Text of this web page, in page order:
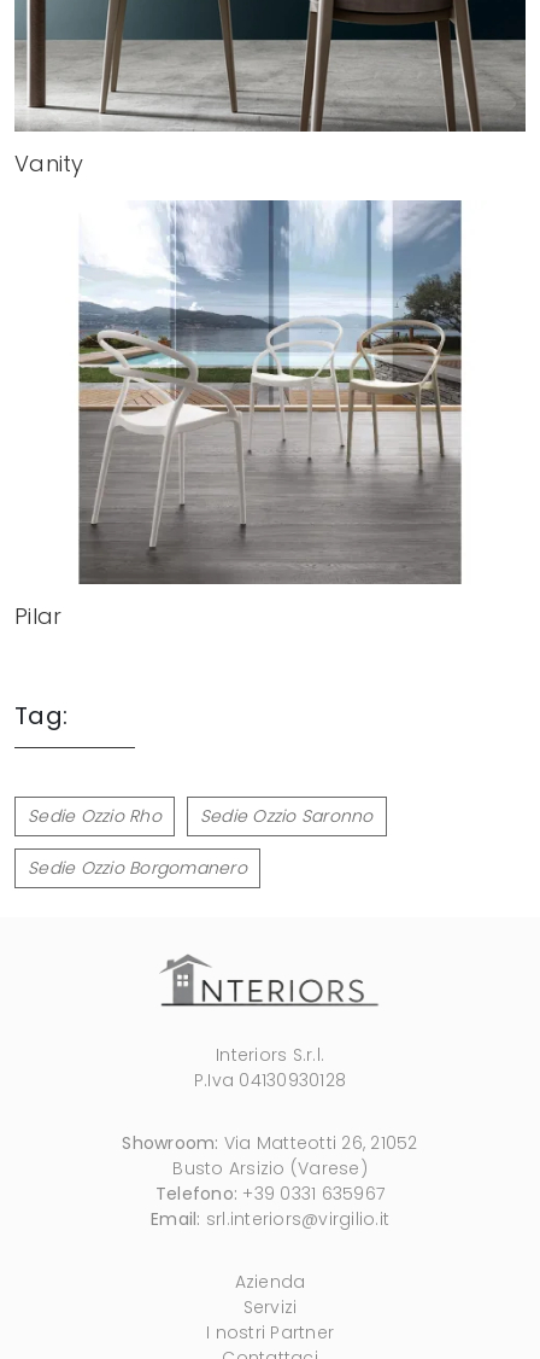
Vanity
Pilar
Tag:
Sedie Ozzio Rho Sedie Ozzio Saronno
Sedie Ozzio Borgomanero
Interiors S.r.l.
P.Iva 04130930128
Showroom: Via Matteotti 26, 21052
Busto Arsizio (Varese)
Telefono: +39 0331 635967
Email: srl.interiors@virgilio.it
Azienda
Servizi
I nostri Partner